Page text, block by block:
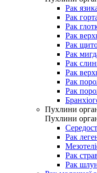
Рак
Рак
Рак
Рак
Рак
Рак
Рак
Рак
Рак
Рак
Пухлини
Пухлини
Рак
Рак
Рак